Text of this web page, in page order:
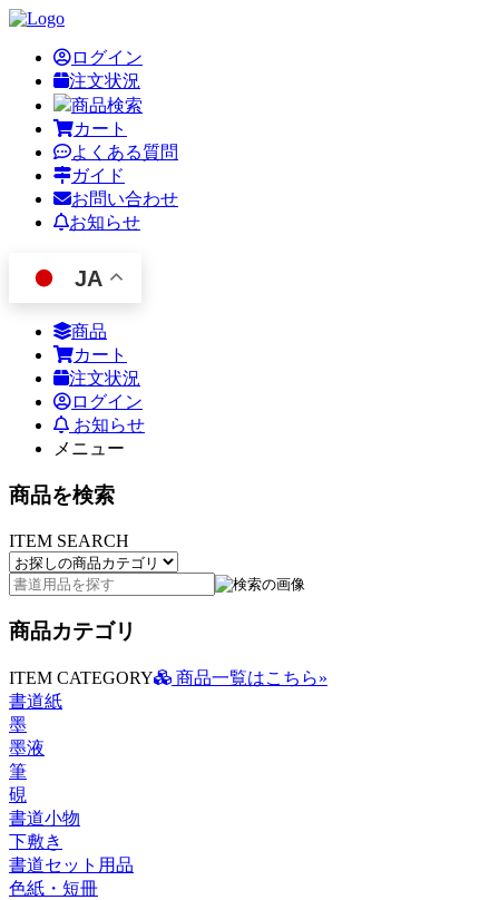
ログイン
注文状況
商品検索
カート
よくある質問
ガイド
お問い合わせ
お知らせ
JA
商品
カート
注文状況
ログイン
お知らせ
メニュー
商品を検索
ITEM SEARCH
商品カテゴリ
ITEM CATEGORY
商品一覧はこちら»
書道紙
墨
墨液
筆
硯
書道小物
下敷き
書道セット用品
色紙・短冊